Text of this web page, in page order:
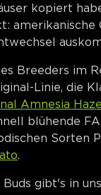
kopiert
amerikanische
Breeders im
Linie, die
Amnesia
blühende
Sorten
.
gibt's in